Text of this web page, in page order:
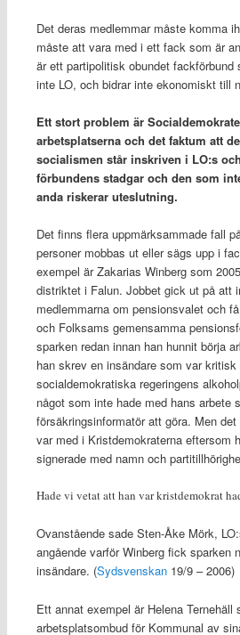
Det deras medlemmar måste komma
måste att vara med i ett fack som är
är ett partipolitisk obundet fackförbund
inte LO, och bidrar inte ekonomiskt till
Ett stort problem är
arbetsplatserna och det faktum att
socialismen står inskriven i LO:s
förbundens stadgar och den som
anda riskerar uteslutning.
Det finns flera uppmärksammade fall
personer mobbas ut eller sägs upp i
exempel är Zakarias Winberg som
distriktet i Falun. Jobbet gick ut på att
medlemmarna om pensionsvalet och
och Folksams gemensamma
sparken redan innan han hunnit börja
han skrev en insändare som var kritisk
socialdemokratiska regeringens
något som inte hade med hans arbete
försäkringsinformatör att göra. Men
var med i Kristdemokraterna eftersom
signerade med namn och
Hade vi vetat att han var kristdemokrat
Ovanstående sade Sten-Åke Mörk,
angående varför Winberg fick sparken
insändare. (Sydsvenskan19/9 – 2006)
Ett annat exempel är Helena Ternehäll
arbetsplatsombud för Kommunal av